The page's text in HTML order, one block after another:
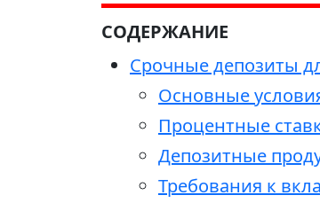
СОДЕРЖАНИЕ
Срочные депозиты
Основные
Процентные
Депозитные
Требования к